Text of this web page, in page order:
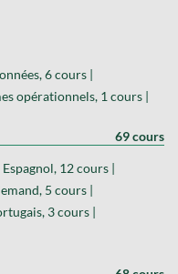
6 cours |
opérationnels, 1 cours |
69 cours
Espagnol, 12 cours |
5 cours |
3 cours |